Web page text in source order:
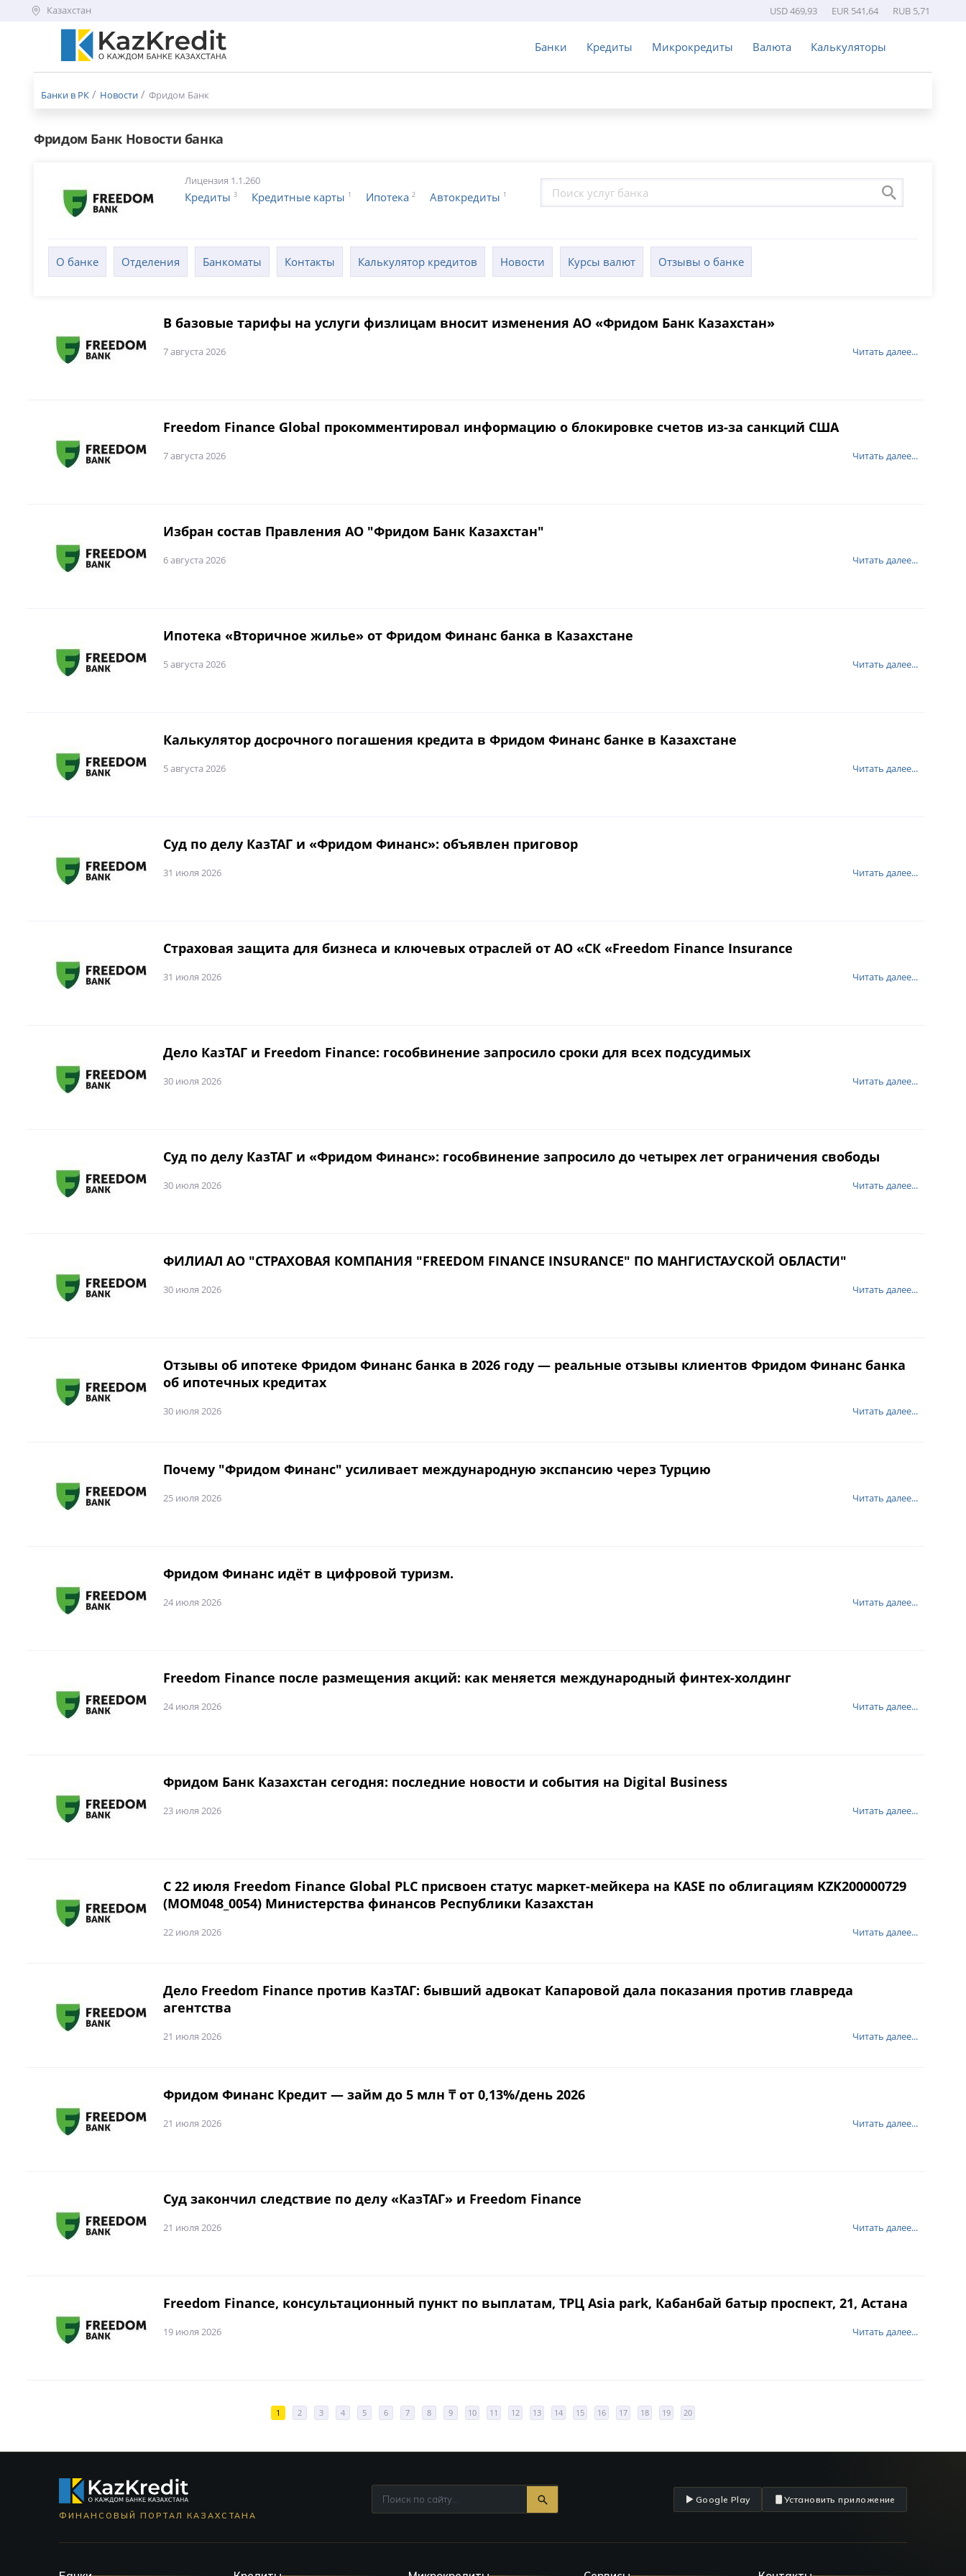
Казахстан USD 469,93 EUR 541,64 RUB 5,71
Банки Кредиты Микрокредиты Валюта Калькуляторы
Меню
Банки в РК Новости Фридом Банк
Фридом Банк Новости банка
Лицензия 1.1.260
Кредиты 3 Кредитные карты 1 Ипотека 2 Автокредиты 1
О банке Отделения Банкоматы Контакты Калькулятор кредитов Новости Курсы валют Отзывы о банке
В базовые тарифы на услуги физлицам вносит изменения АО «Фридом Банк Казахстан»
7 августа 2026 Читать далее...
Freedom Finance Global прокомментировал информацию о блокировке счетов из-за санкций США
7 августа 2026 Читать далее...
Избран состав Правления АО "Фридом Банк Казахстан"
6 августа 2026 Читать далее...
Ипотека «Вторичное жилье» от Фридом Финанс банка в Казахстане
5 августа 2026 Читать далее...
Калькулятор досрочного погашения кредита в Фридом Финанс банке в Казахстане
5 августа 2026 Читать далее...
Суд по делу КазТАГ и «Фридом Финанс»: объявлен приговор
31 июля 2026 Читать далее...
Страховая защита для бизнеса и ключевых отраслей от АО «СК «Freedom Finance Insurance
31 июля 2026 Читать далее...
Дело КазТАГ и Freedom Finance: гособвинение запросило сроки для всех подсудимых
30 июля 2026 Читать далее...
Суд по делу КазТАГ и «Фридом Финанс»: гособвинение запросило до четырех лет ограничения свободы
30 июля 2026 Читать далее...
ФИЛИАЛ АО "СТРАХОВАЯ КОМПАНИЯ "FREEDOM FINANCE INSURANCE" ПО МАНГИСТАУСКОЙ ОБЛАСТИ"
30 июля 2026 Читать далее...
Отзывы об ипотеке Фридом Финанс банка в 2026 году — реальные отзывы клиентов Фридом Финанс банка
об ипотечных кредитах
30 июля 2026 Читать далее...
Почему "Фридом Финанс" усиливает международную экспансию через Турцию
25 июля 2026 Читать далее...
Фридом Финанс идёт в цифровой туризм.
24 июля 2026 Читать далее...
Freedom Finance после размещения акций: как меняется международный финтех-холдинг
24 июля 2026 Читать далее...
Фридом Банк Казахстан сегодня: последние новости и события на Digital Business
23 июля 2026 Читать далее...
С 22 июля Freedom Finance Global PLC присвоен статус маркет-мейкера на KASE по облигациям KZK200000729
(MOM048_0054) Министерства финансов Республики Казахстан
22 июля 2026 Читать далее...
Дело Freedom Finance против КазТАГ: бывший адвокат Капаровой дала показания против главреда
агентства
21 июля 2026 Читать далее...
Фридом Финанс Кредит — займ до 5 млн ₸ от 0,13%/день 2026
21 июля 2026 Читать далее...
Суд закончил следствие по делу «КазТАГ» и Freedom Finance
21 июля 2026 Читать далее...
Freedom Finance, консультационный пункт по выплатам, ТРЦ Asia park, Кабанбай батыр проспект, 21, Астана
19 июля 2026 Читать далее...
1 2 3 4 5 6 7 8 9 10 11 12 13 14 15 16 17 18 19 20
ФИНАНСОВЫЙ ПОРТАЛ КАЗАХСТАНА
Google Play Установить приложение